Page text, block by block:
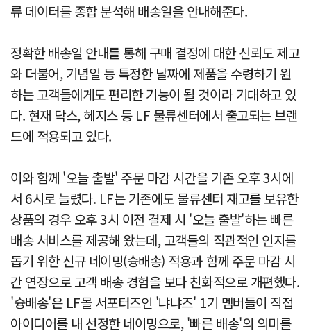
류 데이터를 종합 분석해 배송일을 안내해준다.
정확한 배송일 안내를 통해 구매 결정에 대한 신뢰도 제고
와 더불어, 기념일 등 특정한 날짜에 제품을 수령하기 원
하는 고객들에게도 편리한 기능이 될 것이라 기대하고 있
다. 현재 닥스, 헤지스 등 LF 물류센터에서 출고되는 브랜
드에 적용되고 있다.
이와 함께 '오늘 출발' 주문 마감 시간을 기존 오후 3시에
서 6시로 늘렸다. LF는 기존에도 물류센터 재고를 보유한
상품의 경우 오후 3시 이전 결제 시 '오늘 출발'하는 빠른
배송 서비스를 제공해 왔는데, 고객들의 직관적인 인지를
돕기 위한 신규 네이밍(슝배송) 적용과 함께 주문 마감 시
간 연장으로 고객 배송 경험을 보다 친화적으로 개편했다.
'슝배송'은 LF몰 서포터즈인 '냐냐즈' 1기 멤버들이 직접
아이디어를 내 선정한 네이밍으로, '빠른 배송'의 의미를